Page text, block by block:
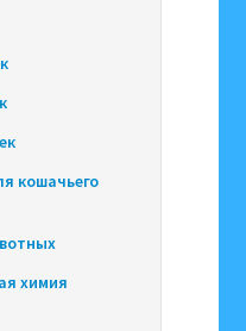
кошачьего
химия